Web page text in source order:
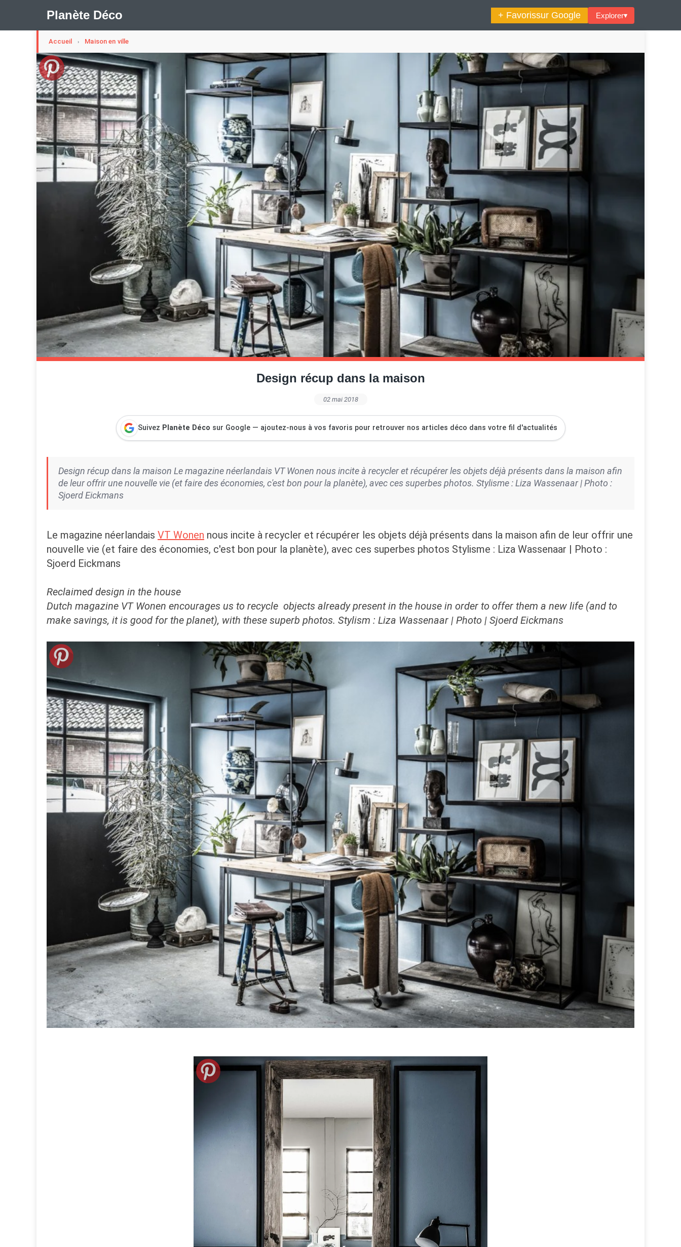
Planète Déco + Favorissur Google Explorer▾
🛍︎ Shop Planète Déco ℹ︎ À propos
Appartement Design Cabanes Decoration Noël Design Suédois En Quelques Photos Idées Déco En 10 Photos La Semaine Décoration Et Design
Méli-Mélo Suédois
Publi Reportage Interieurs Scandinaves La Décoration Selon Votre Signe Astrologique Les Trouvailles Déco Du Jour
Maison Appartement Écologique
Maison Container/container House Maison D'hôtes Maison Et Appartement Vintage On Décode La Déco Petite Surface
Piscine
Question De Style
Renovation Revue De Week End Tiny House
Accueil › Maison en ville
Design récup dans la maison
02 mai 2018
Suivez Planète Déco sur Google — ajoutez-nous à vos favoris pour retrouver nos articles déco dans votre fil d'actualités
Design récup dans la maison Le magazine néerlandais VT Wonen nous incite à recycler et récupérer les objets déjà présents dans la maison afin
de leur offrir une nouvelle vie (et faire des économies, c'est bon pour la planète), avec ces superbes photos. Stylisme : Liza Wassenaar | Photo :
Sjoerd Eickmans
Le magazine néerlandais VT Wonen nous incite à recycler et récupérer les objets déjà présents dans la maison afin de leur offrir une
nouvelle vie (et faire des économies, c'est bon pour la planète), avec ces superbes photos Stylisme : Liza Wassenaar | Photo :
Sjoerd Eickmans
Reclaimed design in the house
Dutch magazine VT Wonen encourages us to recycle objects already present in the house in order to offer them a new life (and to
make savings, it is good for the planet), with these superb photos. Stylism : Liza Wassenaar | Photo | Sjoerd Eickmans